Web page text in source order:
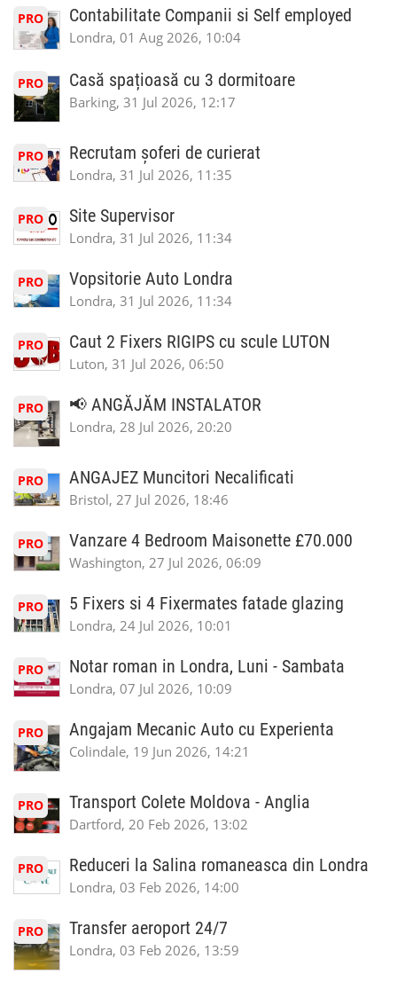
PRO Contabilitate Companii si Self employed
Londra, 01 Aug 2026, 10:04
PRO Casă spațioasă cu 3 dormitoare
Barking, 31 Jul 2026, 12:17
PRO Recrutam șoferi de curierat
Londra, 31 Jul 2026, 11:35
PRO Site Supervisor
Londra, 31 Jul 2026, 11:34
PRO Vopsitorie Auto Londra
Londra, 31 Jul 2026, 11:34
PRO Caut 2 Fixers RIGIPS cu scule LUTON
Luton, 31 Jul 2026, 06:50
PRO 📢 ANGĂJĂM INSTALATOR
Londra, 28 Jul 2026, 20:20
PRO ANGAJEZ Muncitori Necalificati
Bristol, 27 Jul 2026, 18:46
PRO Vanzare 4 Bedroom Maisonette £70.000
Washington, 27 Jul 2026, 06:09
PRO 5 Fixers si 4 Fixermates fatade glazing
Londra, 24 Jul 2026, 10:01
PRO Notar roman in Londra, Luni - Sambata
Londra, 07 Jul 2026, 10:09
PRO Angajam Mecanic Auto cu Experienta
Colindale, 19 Jun 2026, 14:21
PRO Transport Colete Moldova - Anglia
Dartford, 20 Feb 2026, 13:02
PRO Reduceri la Salina romaneasca din Londra
Londra, 03 Feb 2026, 14:00
PRO Transfer aeroport 24/7
Londra, 03 Feb 2026, 13:59